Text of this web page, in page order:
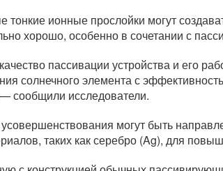
ионные прослойки могут
хорошо, особенно в сочетании с
пассивации устройства и его
солнечного элемента с
сообщили исследователи.
могут быть
таких как серебро (Ag), для